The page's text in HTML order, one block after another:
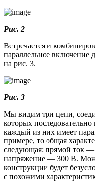
Рис. 2
Встречается и
параллельное включение
на рис. 3.
Рис. 3
Мы видим три цепи,
которых
каждый из них имеет
примере, то общая
следующая: прямой ток —
напряжение — 300 В.
конструкции будет
с похожими